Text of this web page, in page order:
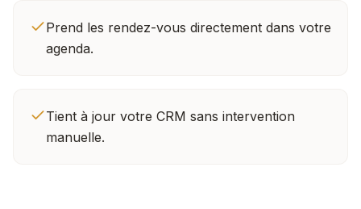
Prend les rendez-vous directement dans votre
agenda.
Tient à jour votre CRM sans intervention
manuelle.